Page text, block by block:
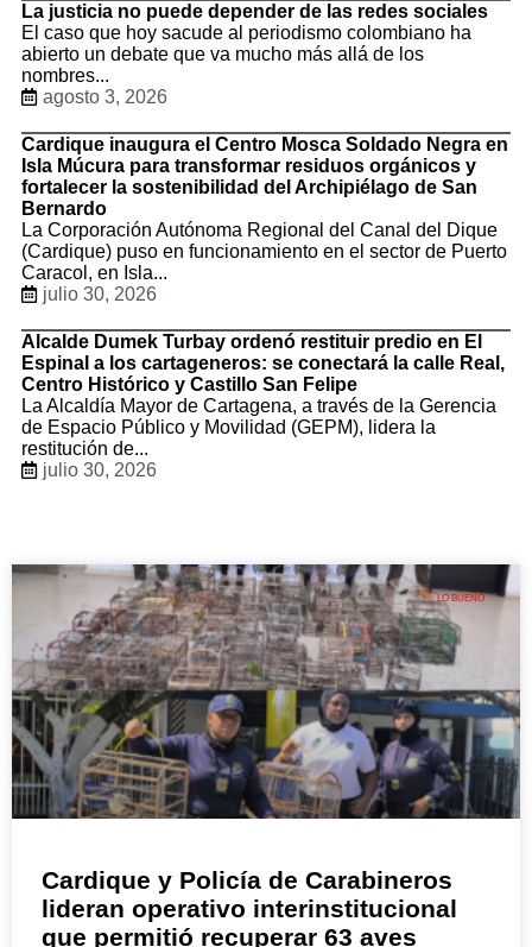
La justicia no puede depender de las redes sociales
El caso que hoy sacude al periodismo colombiano ha
abierto un debate que va mucho más allá de los
nombres...
agosto 3, 2026
Cardique inaugura el Centro Mosca Soldado Negra en
Isla Múcura para transformar residuos orgánicos y
fortalecer la sostenibilidad del Archipiélago de San
Bernardo
La Corporación Autónoma Regional del Canal del Dique
(Cardique) puso en funcionamiento en el sector de Puerto
Caracol, en Isla...
julio 30, 2026
Alcalde Dumek Turbay ordenó restituir predio en El
Espinal a los cartageneros: se conectará la calle Real,
Centro Histórico y Castillo San Felipe
La Alcaldía Mayor de Cartagena, a través de la Gerencia
de Espacio Público y Movilidad (GEPM), lidera la
restitución de...
julio 30, 2026
LO BUENO
Cardique y Policía de Carabineros
lideran operativo interinstitucional
que permitió recuperar 63 aves